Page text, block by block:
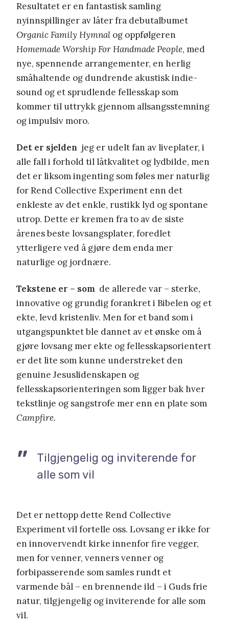
Resultatet er en fantastisk samling
nyinnspillinger av låter fra debutalbumet
Organic Family Hymnal og oppfølgeren
Homemade Worship For Handmade People, med
nye, spennende arrangementer, en herlig
småhaltende og dundrende akustisk indie-
sound og et sprudlende fellesskap som
kommer til uttrykk gjennom allsangsstemning
og impulsiv moro.
Det er sjelden jeg er udelt fan av liveplater, i
alle fall i forhold til låtkvalitet og lydbilde, men
det er liksom ingenting som føles mer naturlig
for Rend Collective Experiment enn det
enkleste av det enkle, rustikk lyd og spontane
utrop. Dette er kremen fra to av de siste
årenes beste lovsangsplater, foredlet
ytterligere ved å gjøre dem enda mer
naturlige og jordnære.
Tekstene er – som de allerede var – sterke,
innovative og grundig forankret i Bibelen og et
ekte, levd kristenliv. Men for et band som i
utgangspunktet ble dannet av et ønske om å
gjøre lovsang mer ekte og fellesskapsorientert
er det lite som kunne understreket den
genuine Jesuslidenskapen og
fellesskapsorienteringen som ligger bak hver
tekstlinje og sangstrofe mer enn en plate som
Campfire.
Tilgjengelig og inviterende for
alle som vil
Det er nettopp dette Rend Collective
Experiment vil fortelle oss. Lovsang er ikke for
en innovervendt kirke innenfor fire vegger,
men for venner, venners venner og
forbipasserende som samles rundt et
varmende bål – en brennende ild – i Guds frie
natur, tilgjengelig og inviterende for alle som
vil.